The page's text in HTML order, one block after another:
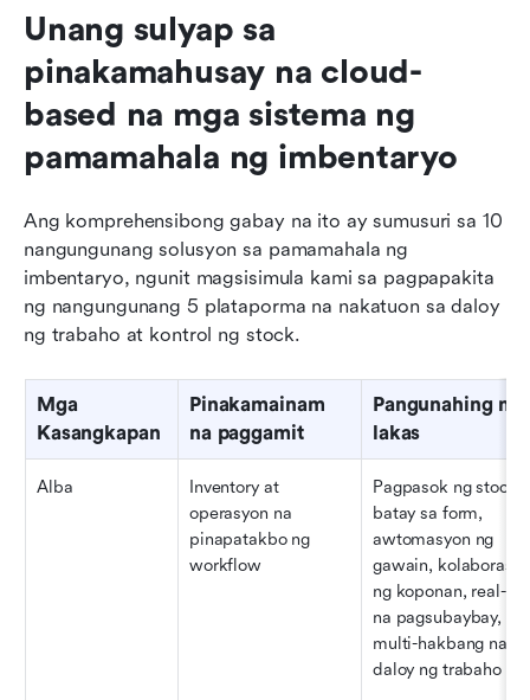
Unang sulyap sa
pinakamahusay na cloud-
based na mga sistema ng
pamamahala ng imbentaryo
Ang komprehensibong gabay na ito ay sumusuri sa 10
nangungunang solusyon sa pamamahala ng
imbentaryo, ngunit magsisimula kami sa pagpapakita
ng nangungunang 5 plataporma na nakatuon sa daloy
ng trabaho at kontrol ng stock.
Mga
Kasangkapan
Pinakamainam
na paggamit
Pangunahing
lakas
Alba
Inventory at
operasyon na
pinapatakbo ng
workflow
Pagpasok ng stock
batay sa form,
awtomasyon ng
gawain,
ng koponan, real-
na pagsubaybay,
multi-hakbang na
daloy ng trabaho